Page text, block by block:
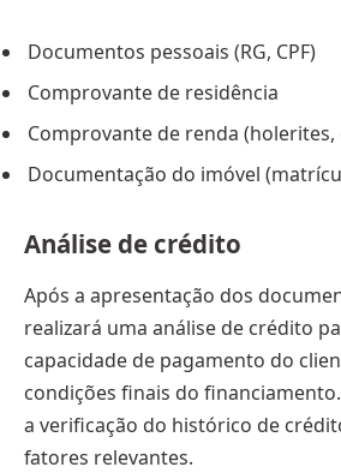
Documentos pessoais (RG, CPF)
Comprovante de residência
Comprovante de renda
Documentação do imóvel
Análise de crédito
Após a apresentação dos
realizará uma análise de crédito
capacidade de pagamento do
condições finais do
a verificação do histórico de
fatores relevantes.